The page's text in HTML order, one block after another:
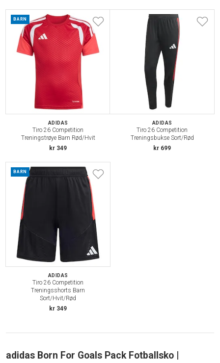
BARN
ADIDAS
Tiro 26 Competition
Treningstrøye Barn Rød/Hvit
kr 349
ADIDAS
Tiro 26 Competition
Treningsbukse Sort/Rød
kr 699
BARN
ADIDAS
Tiro 26 Competition
Treningsshorts Barn
Sort/Hvit/Rød
kr 349
adidas Born For Goals Pack Fotballsko |